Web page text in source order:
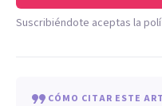
Suscribiéndote aceptas la
CÓMO CITAR ESTE